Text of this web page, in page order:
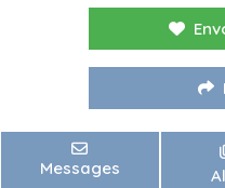
Messages